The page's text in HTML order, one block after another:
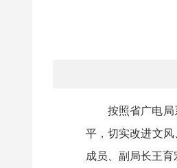
按照省广电
平，切实改进文
成员、副局长王